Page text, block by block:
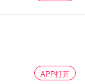
APP打开